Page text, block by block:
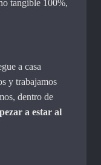
tangible 100%,
a casa
y trabajamos
dentro de
a estar al